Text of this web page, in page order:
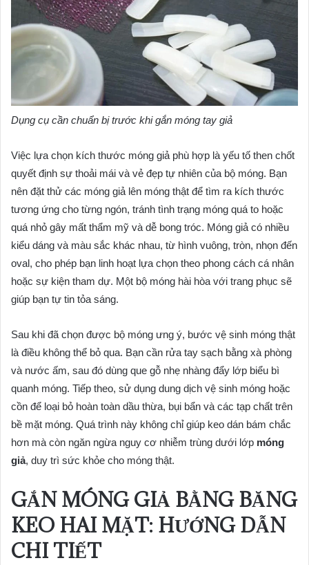
Dụng cụ cần chuẩn bị trước khi gắn móng tay giả
Việc lựa chọn kích thước móng giả phù hợp là yếu tố then chốt
quyết định sự thoải mái và vẻ đẹp tự nhiên của bộ móng. Bạn
nên đặt thử các móng giả lên móng thật để tìm ra kích thước
tương ứng cho từng ngón, tránh tình trạng móng quá to hoặc
quá nhỏ gây mất thẩm mỹ và dễ bong tróc. Móng giả có nhiều
kiểu dáng và màu sắc khác nhau, từ hình vuông, tròn, nhọn đến
oval, cho phép bạn linh hoạt lựa chọn theo phong cách cá nhân
hoặc sự kiện tham dự. Một bộ móng hài hòa với trang phục sẽ
giúp bạn tự tin tỏa sáng.
Sau khi đã chọn được bộ móng ưng ý, bước vệ sinh móng thật
là điều không thể bỏ qua. Bạn cần rửa tay sạch bằng xà phòng
và nước ấm, sau đó dùng que gỗ nhẹ nhàng đẩy lớp biểu bì
quanh móng. Tiếp theo, sử dụng dung dịch vệ sinh móng hoặc
cồn để loại bỏ hoàn toàn dầu thừa, bụi bẩn và các tạp chất trên
bề mặt móng. Quá trình này không chỉ giúp keo dán bám chắc
hơn mà còn ngăn ngừa nguy cơ nhiễm trùng dưới lớp móng
giả, duy trì sức khỏe cho móng thật.
GẮN MÓNG GIẢ BẰNG BĂNG
KEO HAI MẶT: HƯỚNG DẪN
CHI TIẾT